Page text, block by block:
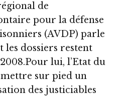
de
pour la défense
(AVDP) parle
les dossiers restent
lui, l’Etat du
sur pied un
des justiciables